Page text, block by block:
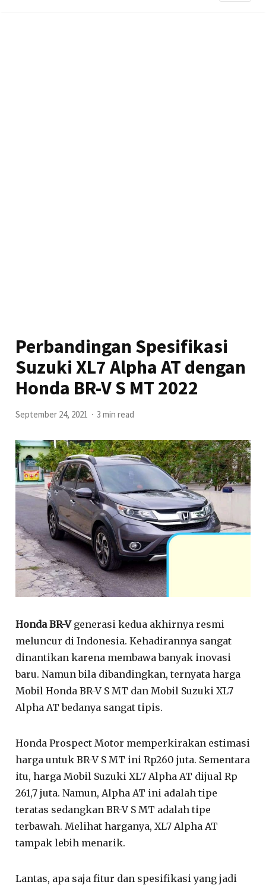
Perbandingan Spesifikasi
Suzuki XL7 Alpha AT dengan
Honda BR-V S MT 2022
September 24, 2021 3 min read
Honda BR-Vgenerasi kedua akhirnya resmi
meluncur di Indonesia. Kehadirannya sangat
dinantikan karena membawa banyak inovasi
baru. Namun bila dibandingkan, ternyata harga
Mobil Honda BR-V S MT dan Mobil Suzuki XL7
Alpha AT bedanya sangat tipis.
Honda Prospect Motor memperkirakan estimasi
harga untuk BR-V S MT ini Rp260 juta. Sementara
itu, harga Mobil Suzuki XL7 Alpha AT dijual Rp
261,7 juta. Namun, Alpha AT ini adalah tipe
teratas sedangkan BR-V S MT adalah tipe
terbawah. Melihat harganya, XL7 Alpha AT
tampak lebih menarik.
Lantas, apa saja fitur dan spesifikasi yang jadi